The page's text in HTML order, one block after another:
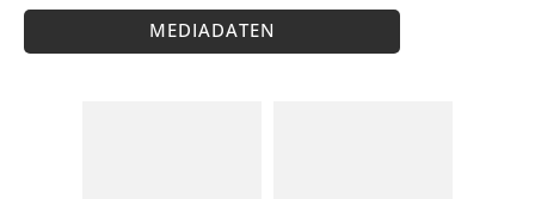
MEDIADATEN